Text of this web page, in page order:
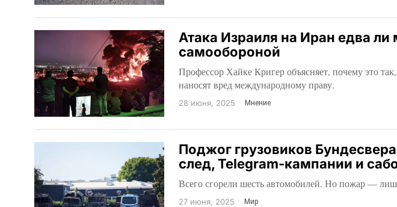
Атака Израиля на Иран едва ли
самообороной
Профессор Хайке Кригер объясняет, почему это
наносят вред международному праву.
28 июня, 2025 Мнение
Поджог грузовиков
след, Telegram-кампании и
Всего сгорели шесть автомобилей. Но пожар —
27 июня, 2025 Мир